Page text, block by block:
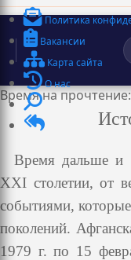
Политика
Вакансии
Карта сайта
О нас
Время на
Время дальше и
ХХI столетии, от
событиями,
поколений.
1979 г. по 15